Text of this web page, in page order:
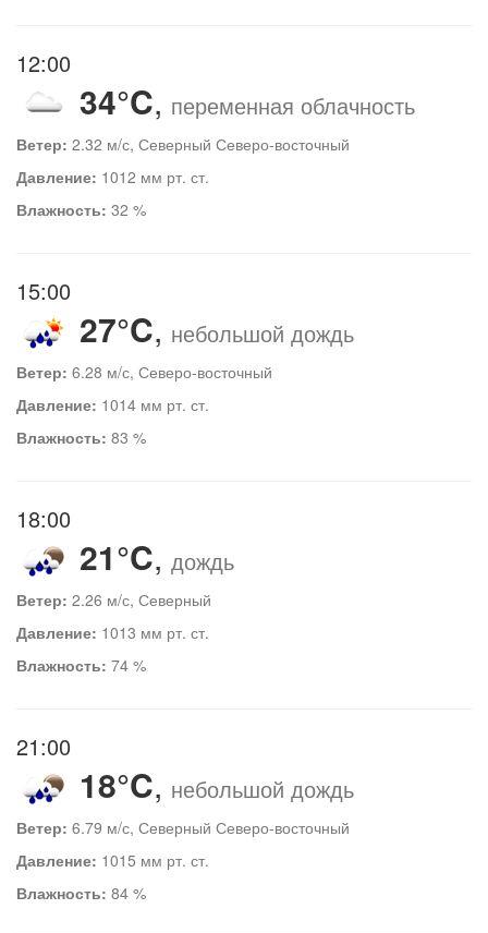
12:00
34°C, переменная облачность
Ветер: 2.32 м/с, Северный Северо-восточный
Давление: 1012 мм рт. ст.
Влажность: 32 %
15:00
27°C, небольшой дождь
Ветер: 6.28 м/с, Северо-восточный
Давление: 1014 мм рт. ст.
Влажность: 83 %
18:00
21°C, дождь
Ветер: 2.26 м/с, Северный
Давление: 1013 мм рт. ст.
Влажность: 74 %
21:00
18°C, небольшой дождь
Ветер: 6.79 м/с, Северный Северо-восточный
Давление: 1015 мм рт. ст.
Влажность: 84 %